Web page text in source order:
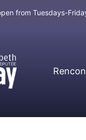
from Tuesdays-
Islands